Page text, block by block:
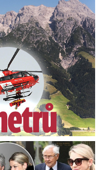
s rodiči
i dceru